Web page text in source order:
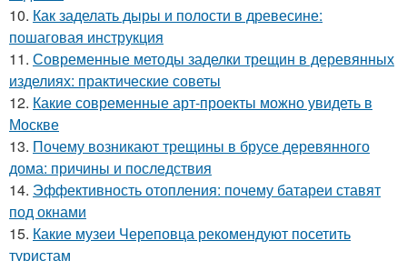
10. Как заделать дыры и полости в древесине:
пошаговая инструкция
11. Современные методы заделки трещин в деревянных
изделиях: практические советы
12. Какие современные арт-проекты можно увидеть в
Москве
13. Почему возникают трещины в брусе деревянного
дома: причины и последствия
14. Эффективность отопления: почему батареи ставят
под окнами
15. Какие музеи Череповца рекомендуют посетить
туристам